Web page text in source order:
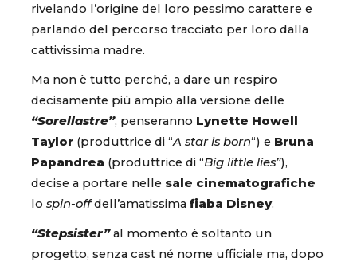
rivelando l’origine del loro pessimo carattere e
parlando del percorso tracciato per loro dalla
cattivissima madre.
Ma non è tutto perché, a dare un respiro
decisamente più ampio alla versione delle
“Sorellastre”, penseranno Lynette Howell
Taylor (produttrice di “A star is born“) e Bruna
Papandrea (produttrice di “Big little lies”),
decise a portare nelle sale cinematografiche
lo spin-offdell’amatissima fiaba Disney.
“Stepsister”al momento è soltanto un
progetto, senza cast né nome ufficiale ma, dopo